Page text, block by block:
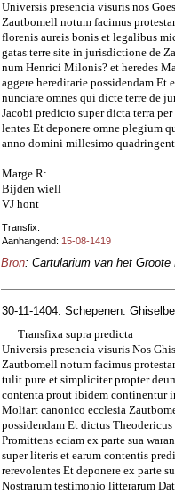
Universis presencia visuris nos
Zautbomell notum facimus
florenis aureis bonis et legalibus
gatas terre site in jurisdictione de
num Henrici Milonis? et heredes
aggere hereditarie possidendam Et
nunciare omnes qui dicte terre de
Jacobi predicto super dicta terra
lentes Et deponere omne plegium
anno domini millesimo
Marge R:
Bijden wiell
VJ hont
Transfix.
Aanhangend: 15-08-1419
Bron: Cartularium van het
30-11-1404. Schepenen:
Transfixa supra predicta
Universis presencia visuris Nos
Zautbomell notum facimus
tulit pure et simpliciter propter
contenta prout ibidem continentur
Moliart canonico ecclesia
possidendam Et dictus
Promittens eciam ex parte sua
super literis et earum contentis
rerevolentes Et deponere ex parte
Nostrarum testimonio litterarum